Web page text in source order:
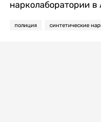
нарколаборатории
полиция синтетические